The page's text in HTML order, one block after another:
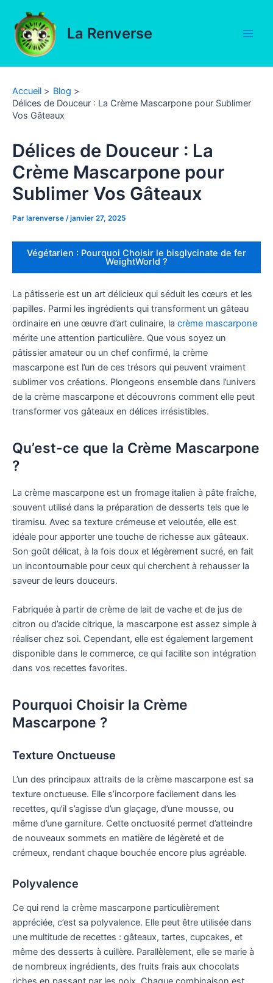
contenu
La Renverse
Accueil
Blog
Délices de Douceur : La Crème Mascarpone pour Sublimer
Vos Gâteaux
Délices de Douceur : La
Crème Mascarpone pour
Sublimer Vos Gâteaux
Par larenverse /janvier 27, 2025
Végétarien : Pourquoi Choisir le bisglycinate de fer
WeightWorld ?
La pâtisserie est un art délicieux qui séduit les cœurs et les
papilles. Parmi les ingrédients qui transforment un gâteau
ordinaire en une œuvre d’art culinaire, la crème mascarpone
mérite une attention particulière. Que vous soyez un
pâtissier amateur ou un chef confirmé, la crème
mascarpone est l’un de ces trésors qui peuvent vraiment
sublimer vos créations. Plongeons ensemble dans l’univers
de la crème mascarpone et découvrons comment elle peut
transformer vos gâteaux en délices irrésistibles.
Qu’est-ce que la Crème Mascarpone
?
La crème mascarpone est un fromage italien à pâte fraîche,
souvent utilisé dans la préparation de desserts tels que le
tiramisu. Avec sa texture crémeuse et veloutée, elle est
idéale pour apporter une touche de richesse aux gâteaux.
Son goût délicat, à la fois doux et légèrement sucré, en fait
un incontournable pour ceux qui cherchent à rehausser la
saveur de leurs douceurs.
Fabriquée à partir de crème de lait de vache et de jus de
citron ou d’acide citrique, la mascarpone est assez simple à
réaliser chez soi. Cependant, elle est également largement
disponible dans le commerce, ce qui facilite son intégration
dans vos recettes favorites.
Pourquoi Choisir la Crème
Mascarpone ?
Texture Onctueuse
L’un des principaux attraits de la crème mascarpone est sa
texture onctueuse. Elle s’incorpore facilement dans les
recettes, qu’il s’agisse d’un glaçage, d’une mousse, ou
même d’une garniture. Cette onctuosité permet d’atteindre
de nouveaux sommets en matière de légèreté et de
crémeux, rendant chaque bouchée encore plus agréable.
Polyvalence
Ce qui rend la crème mascarpone particulièrement
appréciée, c’est sa polyvalence. Elle peut être utilisée dans
une multitude de recettes : gâteaux, tartes, cupcakes, et
même des desserts à cuillère. Parallèlement, elle se marie à
de nombreux ingrédients, des fruits frais aux chocolats